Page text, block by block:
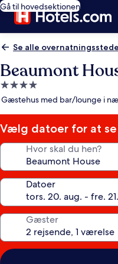
Gå til hovedsektionen
Se alle
Beaumont
4.0-
stjernet
Gæstehus med bar/lounge i
Vælg datoer for at se
Hvor skal du hen?
Datoer
Gæster